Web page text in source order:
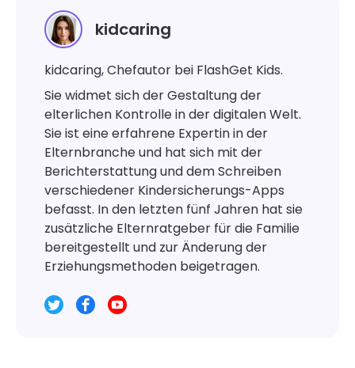
kidcaring
kidcaring, Chefautor bei FlashGet Kids.
Sie widmet sich der Gestaltung der
elterlichen Kontrolle in der digitalen Welt.
Sie ist eine erfahrene Expertin in der
Elternbranche und hat sich mit der
Berichterstattung und dem Schreiben
verschiedener Kindersicherungs-Apps
befasst. In den letzten fünf Jahren hat sie
zusätzliche Elternratgeber für die Familie
bereitgestellt und zur Änderung der
Erziehungsmethoden beigetragen.